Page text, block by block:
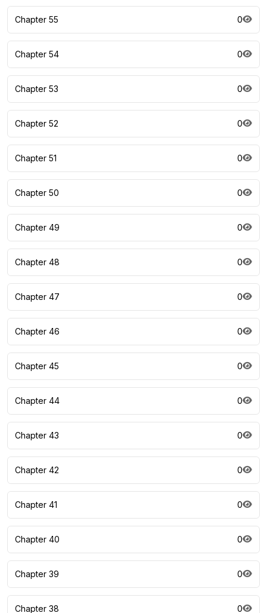
Chapter 55 0
Chapter 54 0
Chapter 53 0
Chapter 52 0
Chapter 51 0
Chapter 50 0
Chapter 49 0
Chapter 48 0
Chapter 47 0
Chapter 46 0
Chapter 45 0
Chapter 44 0
Chapter 43 0
Chapter 42 0
Chapter 41 0
Chapter 40 0
Chapter 39 0
Chapter 38 0